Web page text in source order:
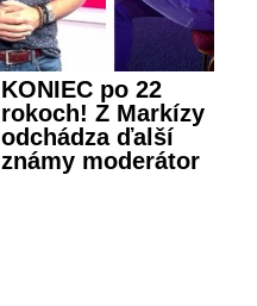
KONIEC po 22
rokoch! Z Markízy
odchádza ďalší
známy moderátor